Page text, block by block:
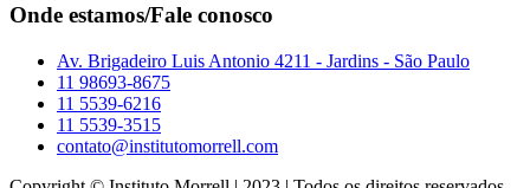
Onde estamos/Fale conosco
Av. Brigadeiro Luis Antonio 4211 - Jardins - São Paulo
11 98693-8675
11 5539-6216
11 5539-3515
contato@institutomorrell.com